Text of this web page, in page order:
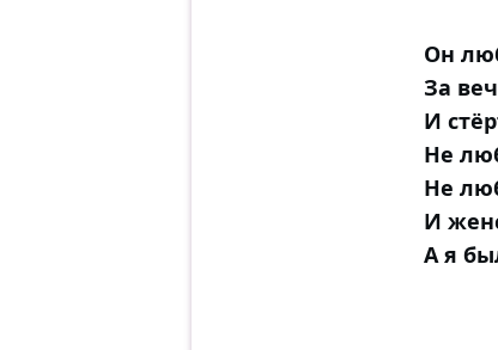
Он
За
И
Не
Не
И
А я